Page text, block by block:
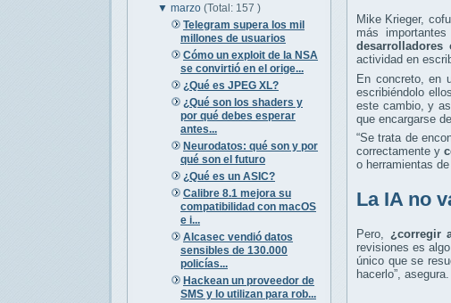
▼marzo(Total: 157 )
Telegram supera los mil
millones de usuarios
Cómo un exploit de la NSA
se convirtió en el orige...
¿Qué es JPEG XL?
¿Qué son los shaders y
por qué debes esperar
antes...
Neurodatos: qué son y por
qué son el futuro
¿Qué es un ASIC?
Calibre 8.1 mejora su
compatibilidad con macOS
e i...
Alcasec vendió datos
sensibles de 130.000
policías...
Hackean un proveedor de
SMS y lo utilizan para rob...
Mike Krieger,
más
actividad en
En concreto, en
escribiéndolo
este cambio, y
que encargarse
“Se trata de
correctamente y
o herramientas
La IA no
Pero, ¿corregir
revisiones es
único que se
hacerlo”, asegura.